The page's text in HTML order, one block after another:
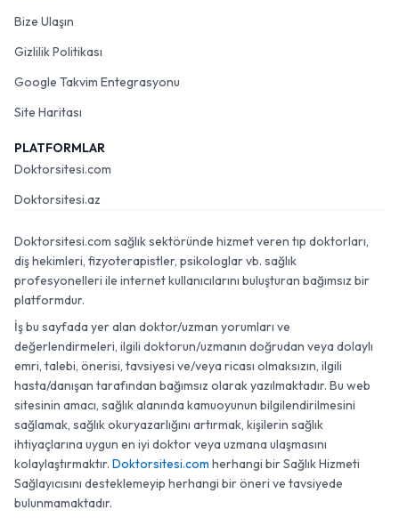
Bize Ulaşın
Gizlilik Politikası
Google Takvim Entegrasyonu
Site Haritası
PLATFORMLAR
Doktorsitesi.com
Doktorsitesi.az
Doktorsitesi.com sağlık sektöründe hizmet veren tıp doktorları,
diş hekimleri, fizyoterapistler, psikologlar vb. sağlık
profesyonelleri ile internet kullanıcılarını buluşturan bağımsız bir
platformdur.
İş bu sayfada yer alan doktor/uzman yorumları ve
değerlendirmeleri, ilgili doktorun/uzmanın doğrudan veya dolaylı
emri, talebi, önerisi, tavsiyesi ve/veya ricası olmaksızın, ilgili
hasta/danışan tarafından bağımsız olarak yazılmaktadır. Bu web
sitesinin amacı, sağlık alanında kamuoyunun bilgilendirilmesini
sağlamak, sağlık okuryazarlığını artırmak, kişilerin sağlık
ihtiyaçlarına uygun en iyi doktor veya uzmana ulaşmasını
kolaylaştırmaktır. Doktorsitesi.com herhangi bir Sağlık Hizmeti
Sağlayıcısını desteklemeyip herhangi bir öneri ve tavsiyede
bulunmamaktadır.